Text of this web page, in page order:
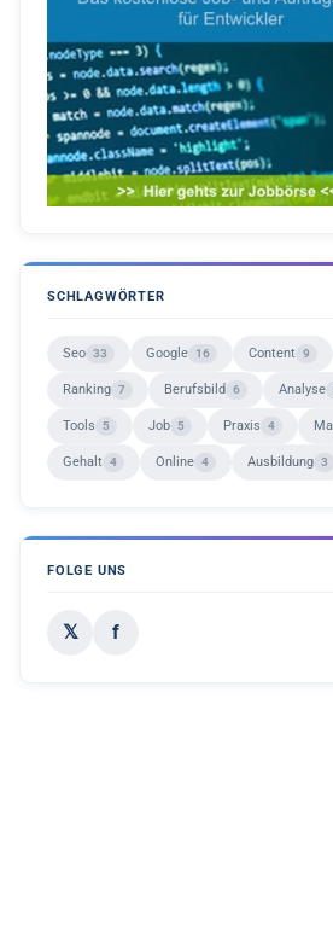
SCHLAGWÖRTER
Seo 33 Google 16 Content 9
Ranking 7 Berufsbild 6 Analyse
Tools 5 Job 5 Praxis 4
Gehalt 4 Online 4 Ausbildung 3
FOLGE UNS
𝕏
X (Twitter)
fFacebook